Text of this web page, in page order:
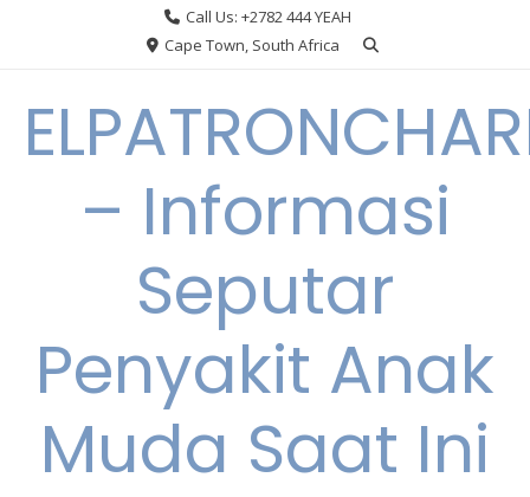
Call Us: +2782 444 YEAH
Cape Town, South Africa
– Informasi
Seputar
Penyakit Anak
Muda Saat Ini